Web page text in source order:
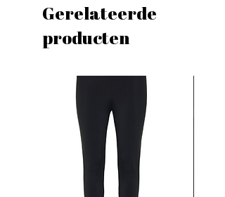
Gerelateerde
producten